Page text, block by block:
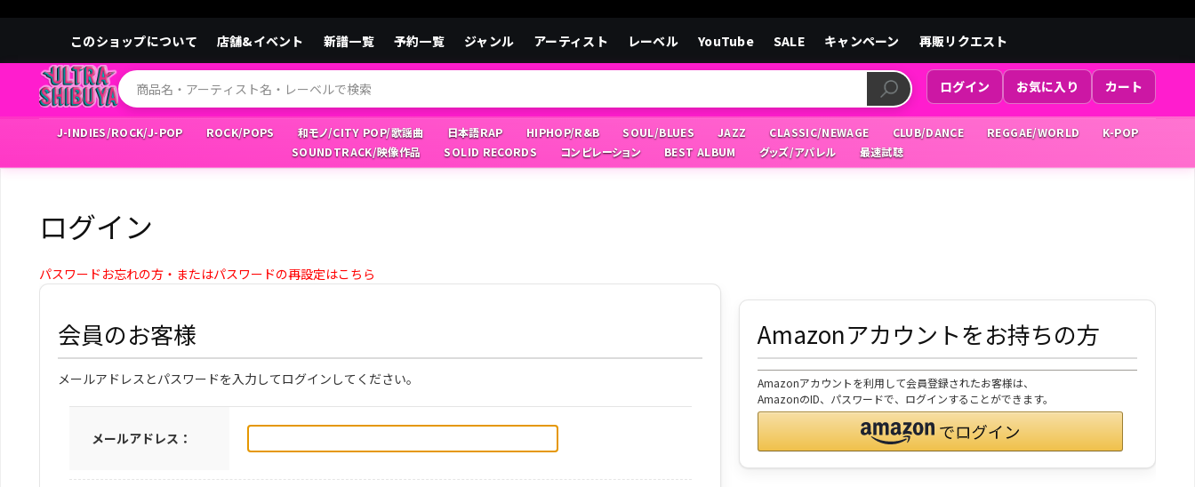
このショップについて 店舗&イベント 新譜一覧 予約一覧 ジャンル アーティスト レーベル YouTube SALE キャンペーン 再販リクエスト
ログイン お気に入り カート
J-INDIES/ROCK/J-POP ROCK/POPS 和モノ/CITY POP/歌謡曲 日本語RAP HIPHOP/R&B SOUL/BLUES JAZZ CLASSIC/NEWAGE CLUB/DANCE REGGAE/WORLD
K-POP
SOUNDTRACK/映像作品
SOLID RECORDS コンピレーション BEST ALBUM グッズ/アパレル 最速試聴
ログイン
パスワードお忘れの方・またはパスワードの再設定はこちら
会員のお客様
メールアドレスとパスワードを入力してログインしてください。
メールアドレス：
Amazonアカウントをお持ちの方
Amazonアカウントを利用して会員登録されたお客様は、
AmazonのID、パスワードで、ログインすることができます。